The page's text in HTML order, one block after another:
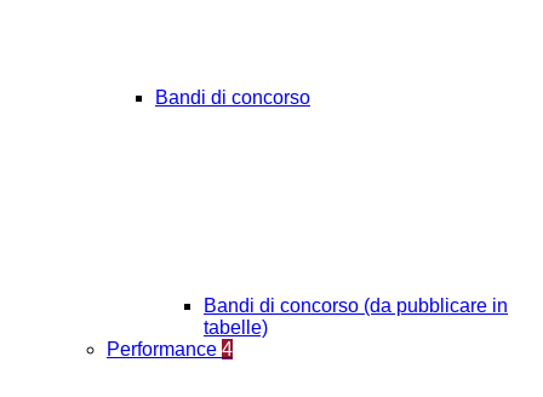
Bandi di concorso
Bandi di concorso (da pubblicare in
tabelle)
Performance 4